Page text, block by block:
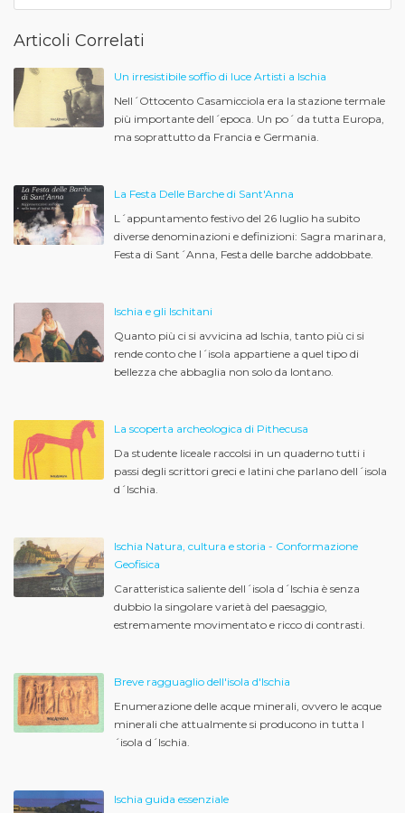
Articoli Correlati
Un irresistibile soffio di luce Artisti a Ischia
Nell´Ottocento Casamicciola era la stazione termale
più importante dell´epoca. Un po´ da tutta Europa,
ma soprattutto da Francia e Germania.
La Festa Delle Barche di Sant'Anna
L´appuntamento festivo del 26 luglio ha subito
diverse denominazioni e definizioni: Sagra marinara,
Festa di Sant´Anna, Festa delle barche addobbate.
Ischia e gli Ischitani
Quanto più ci si avvicina ad Ischia, tanto più ci si
rende conto che l´isola appartiene a quel tipo di
bellezza che abbaglia non solo da lontano.
La scoperta archeologica di Pithecusa
Da studente liceale raccolsi in un quaderno tutti i
passi degli scrittori greci e latini che parlano dell´isola
d´Ischia.
Ischia Natura, cultura e storia - Conformazione
Geofisica
Caratteristica saliente dell´isola d´Ischia è senza
dubbio la singolare varietà del paesaggio,
estremamente movimentato e ricco di contrasti.
Breve ragguaglio dell'isola d'Ischia
Enumerazione delle acque minerali, ovvero le acque
minerali che attualmente si producono in tutta l
´isola d´Ischia.
Ischia guida essenziale